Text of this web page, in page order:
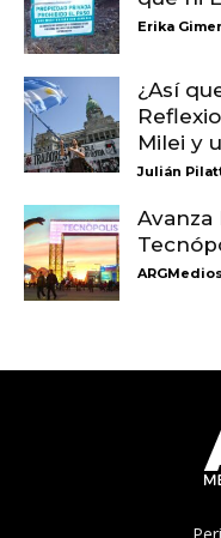
Erika
¿Así
Milei y
Julián
Avanza
ARGMedios